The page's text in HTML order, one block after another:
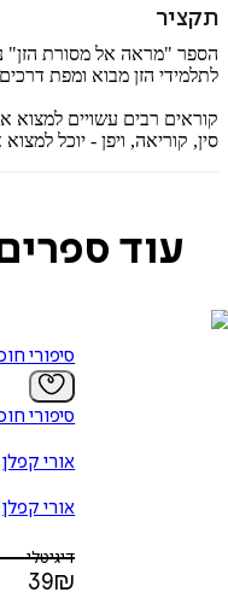
תקציר
לתלמידי הזן מבוא ומפת
קוראים רבים עשויים
סין, קוריאה, ויפן - יוכל
עוד
סיפורי
סיפורי
אורי קפלן
אורי קפלן
דיגיטלי
39₪